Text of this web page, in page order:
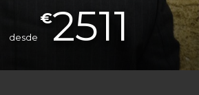
desde
€2511